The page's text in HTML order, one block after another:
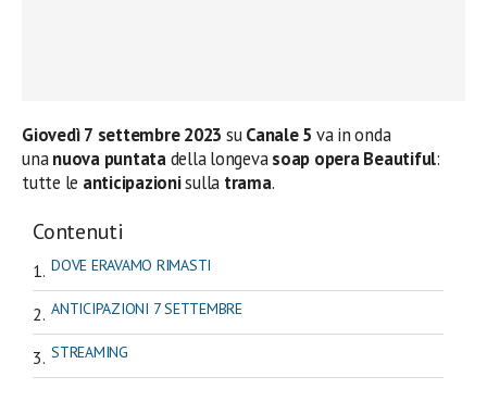
Giovedì 7 settembre2023 suCanale 5 va in onda
unanuova puntatadella longevasoap opera Beautiful:
tutte le anticipazionisulla trama.
Contenuti
DOVE ERAVAMO RIMASTI
ANTICIPAZIONI 7 SETTEMBRE
STREAMING